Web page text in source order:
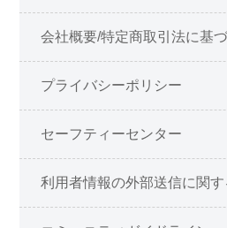
会社概要/特定商取引法に基
プライバシーポリシー
セーフティーセンター
利用者情報の外部送信に関